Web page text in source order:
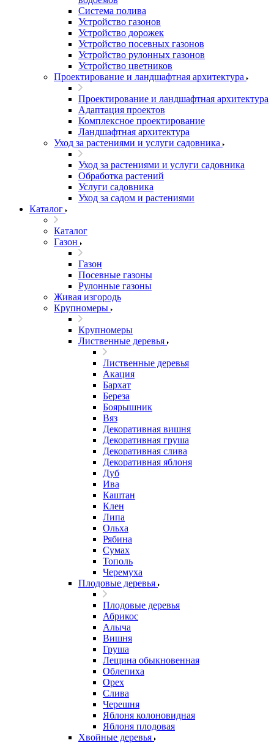
Система полива
Устройство газонов
Устройство дорожек
Устройство посевных газонов
Устройство рулонных газонов
Устройство цветников
Проектирование и ландшафтная архитектура
Проектирование и ландшафтная архитектура
Адаптация проектов
Комплексное проектирование
Ландшафтная архитектура
Уход за растениями и услуги садовника
Уход за растениями и услуги садовника
Обработка растений
Услуги садовника
Уход за садом и растениями
Каталог
Каталог
Газон
Газон
Посевные газоны
Рулонные газоны
Живая изгородь
Крупномеры
Крупномеры
Лиственные деревья
Лиственные деревья
Акация
Бархат
Береза
Боярышник
Вяз
Декоративная вишня
Декоративная груша
Декоративная слива
Декоративная яблоня
Дуб
Ива
Каштан
Клен
Липа
Ольха
Рябина
Сумах
Тополь
Черемуха
Плодовые деревья
Плодовые деревья
Абрикос
Алыча
Вишня
Груша
Лещина обыкновенная
Облепиха
Орех
Слива
Черешня
Яблоня колоновидная
Яблоня плодовая
Хвойные деревья